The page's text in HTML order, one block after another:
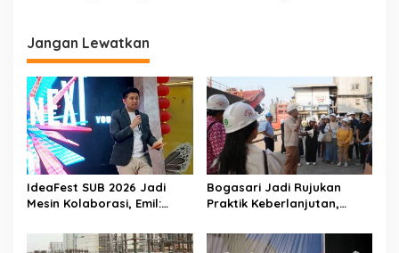
Jangan Lewatkan
IdeaFest SUB 2026 Jadi
Mesin Kolaborasi, Emil:
Generasi Baru Pengusaha
Bogasari Jadi Rujukan
Praktik Keberlanjutan,
Sustainability Belajar